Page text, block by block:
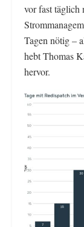
vor fast täglich
Tagen nötig –
hebt Thomas
hervor.